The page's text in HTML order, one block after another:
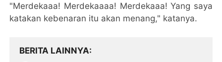
"Merdekaaa! Merdekaaaa! Merdekaaa! Yang saya
katakan kebenaran itu akan menang," katanya.
BERITA LAINNYA